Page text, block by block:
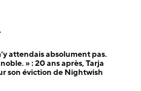
attendais absolument pas.
» : 20 ans après, Tarja
son éviction de Nightwish